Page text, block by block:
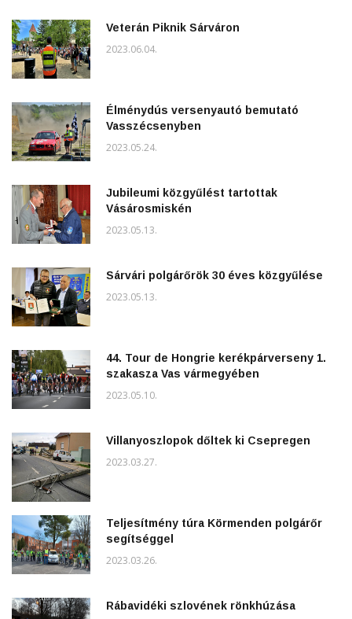
Veterán Piknik Sárváron
2023.06.04.
Élménydús versenyautó bemutató
Vasszécsenyben
2023.05.24.
Jubileumi közgyűlést tartottak
Vásárosmiskén
2023.05.13.
Sárvári polgárőrök 30 éves közgyűlése
2023.05.13.
44. Tour de Hongrie kerékpárverseny 1.
szakasza Vas vármegyében
2023.05.10.
Villanyoszlopok dőltek ki Csepregen
2023.03.27.
Teljesítmény túra Körmenden polgárőr
segítséggel
2023.03.26.
Rábavidéki szlovének rönkhúzása